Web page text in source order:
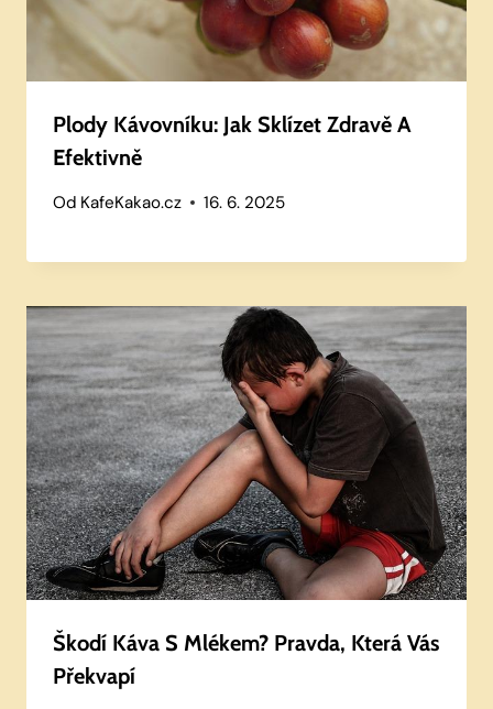
Plody Kávovníku: Jak Sklízet Zdravě A
Efektivně
Od KafeKakao.cz 16. 6. 2025
Škodí Káva S Mlékem? Pravda, Která Vás
Překvapí